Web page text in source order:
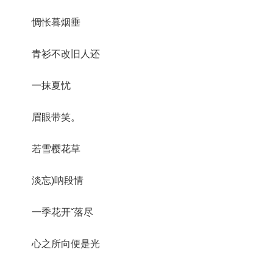
惆怅暮烟垂
青衫不改旧人还
一抹夏忧
眉眼带笑。
若雪樱花草
淡忘)呐段情
一季花开ˇ落尽
心之所向便是光